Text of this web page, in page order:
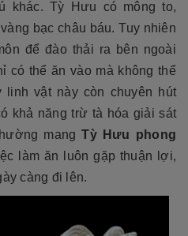
khác. Tỳ Hưu có mông to,
bạc châu báu. Tuy nhiên
để đào thải ra bên ngoài
có thể ăn vào mà không thể
linh vật này còn chuyên hút
khả năng trừ tà hóa giải sát
mangTỳ Hưu phong
làm ăn luôn gặp thuận lợi,
càng đi lên.